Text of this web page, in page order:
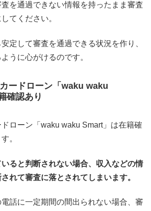
を通過できない情報を持ったまま審査
てください。
定して審査を通過できる状況を作り、
うに心がけるのです。
ードローン「waku waku
確認あり
ローン「waku waku Smart」は在籍確
。
ると判断されない場合、収入などの情
れて審査に落とされてしまいます。
話に一定期間の間出られない場合、審